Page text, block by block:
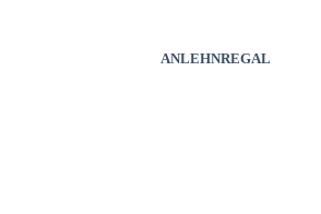
ANLEHNREGAL